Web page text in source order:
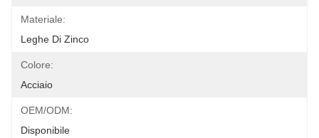
Materiale:
Leghe Di Zinco
Colore:
Acciaio
OEM/ODM:
Disponibile